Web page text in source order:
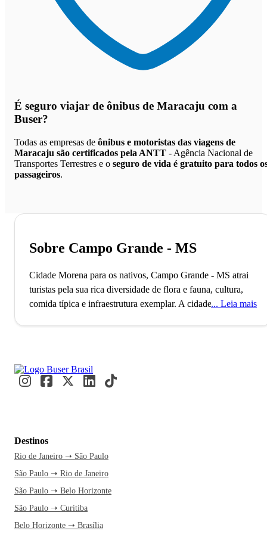
É seguro viajar de ônibus de Maracaju com a
Buser?
Todas as empresas de ônibus e motoristas das viagens de
Maracaju são certificados pela ANTT - Agência Nacional de
Transportes Terrestres e o seguro de vida é gratuito para todos
passageiros.
Sobre Campo Grande - MS
Cidade Morena para os nativos, Campo Grande - MS atrai
turistas pela sua rica diversidade de flora e fauna, cultura,
comida típica e infraestrutura exemplar. A cidade de Campo
município também conhecido como Cidade Morena, devido
à terra avermelhada da região, foi originalmente fundado por
Nacional das Emas; entre outros.
Grande é baseada no comércio de mercadorias, cultivo de
soja, milho, arroz e mandioca e também conta com forte
influência do setor de construção civil. A cidade foi até
mesmo considerada pela EXAME como a 28º melhor
Leia mais
Destinos
Rio de Janeiro ➝ São Paulo
São Paulo ➝ Rio de Janeiro
São Paulo ➝ Belo Horizonte
São Paulo ➝ Curitiba
Belo Horizonte ➝ Brasília